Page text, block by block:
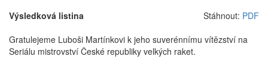
Výsledková listina
Stáhnout: PDF
Gratulejeme Luboši Martínkovi k jeho suverénnímu vítězství na
Seriálu mistrovství České republiky velkých raket.